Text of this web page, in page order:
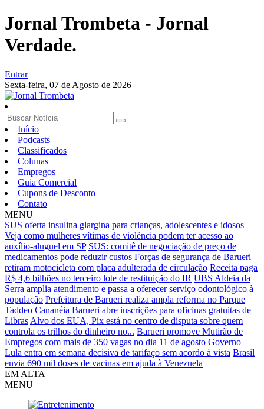
Jornal Trombeta - Jornal
Verdade.
Entrar
Sexta-feira, 07 de Agosto de 2026
Início
Podcasts
Classificados
Colunas
Empregos
Guia Comercial
Cupons de Desconto
Contato
MENU
SUS oferta insulina glargina para crianças, adolescentes e idosos
Veja como mulheres vítimas de violência podem ter acesso ao
auxílio-aluguel em SP SUS: comitê de negociação de preço de
medicamentos pode reduzir custos Forças de segurança de Barueri
retiram motocicleta com placa adulterada de circulação Receita paga
R$ 4,6 bilhões no terceiro lote de restituição do IR UBS Aldeia da
Serra amplia atendimento e passa a oferecer serviço odontológico à
população Prefeitura de Barueri realiza ampla reforma no Parque
Taddeo Cananéia Barueri abre inscrições para oficinas gratuitas de
Libras Alvo dos EUA, Pix está no centro de disputa sobre quem
controla os trilhos do dinheiro no... Barueri promove Mutirão de
Empregos com mais de 350 vagas no dia 11 de agosto Governo
Lula entra em semana decisiva de tarifaço sem acordo à vista Brasil
envia 690 mil doses de vacinas em ajuda à Venezuela
EM ALTA
MENU